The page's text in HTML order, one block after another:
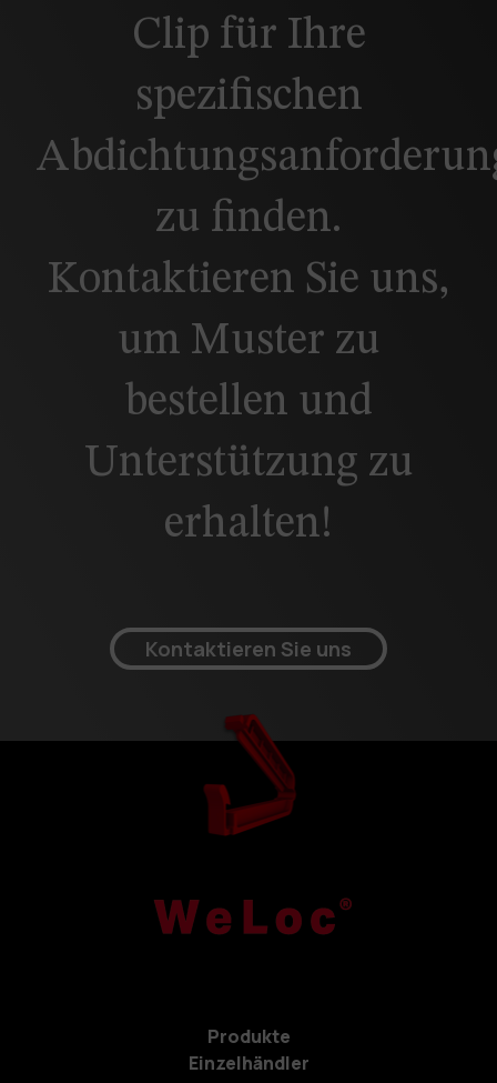
Clip für Ihre
spezifischen
zu finden.
Kontaktieren Sie uns,
um Muster zu
bestellen und
Unterstützung zu
erhalten!
Kontaktieren Sie uns
Produkte
Einzelhändler